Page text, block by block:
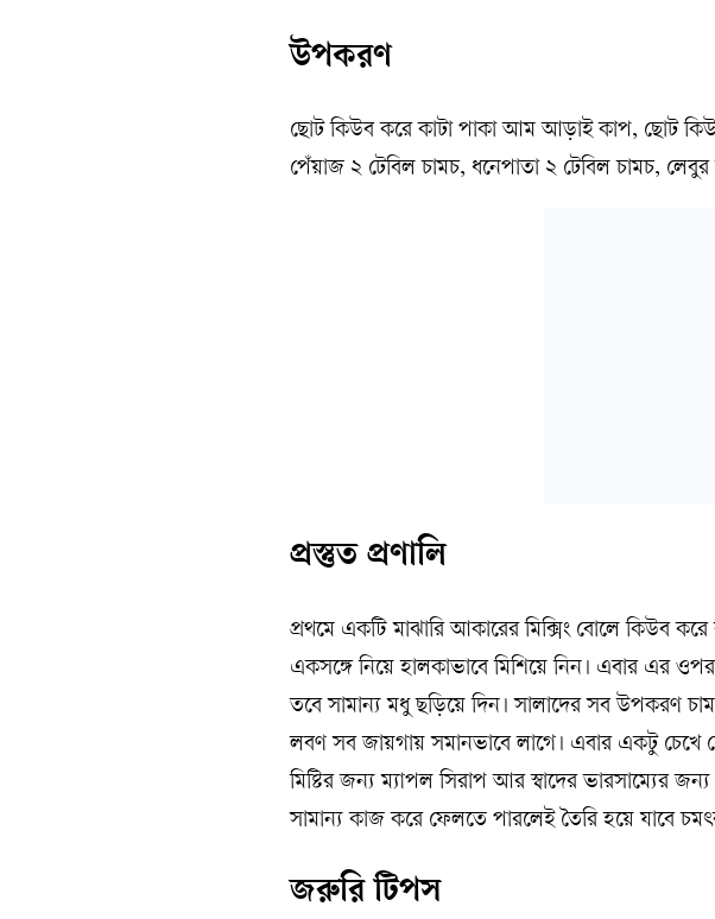
উপকরণ
ছোট কিউব করে কাটা পাকা আম আড়াই কাপ, ছোট
পেঁয়াজ ২ টেবিল চামচ, ধনেপাতা ২ টেবিল চামচ,
প্রস্তুত প্রণালি
প্রথমে একটি মাঝারি আকারের মিক্সিং বোলে কিউব
একসঙ্গে নিয়ে হালকাভাবে মিশিয়ে নিন। এবার এর
তবে সামান্য মধু ছড়িয়ে দিন। সালাদের সব উপকরণ
লবণ সব জায়গায় সমানভাবে লাগে। এবার একটু
মিষ্টির জন্য ম্যাপল সিরাপ আর স্বাদের ভারসাম্যের
সামান্য কাজ করে ফেলতে পারলেই তৈরি হয়ে যাবে
জরুরি টিপস